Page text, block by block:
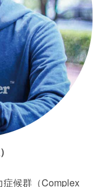
候群（Complex